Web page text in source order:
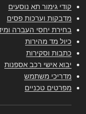
קודי גימור תא נוסעים
מדבקות וערכות פסים
בחירת יחסי העברה
כיול מד מהירות
כתבות וסקירות
יבוא אישי רכב אספנות
מדריכי משתמש
מפרטים טכניים